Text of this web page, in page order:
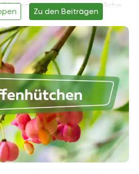
Pfaffenhütchen kleine, grünliche
besucht werden. Im
daraus die charakteristischen
die für Vögel wie Amseln und
darstellen. Für den
jedoch giftig und sollten
gerne als
Die roten Früchte und die
sorgen für eine
Es muss jedoch darauf
Kinder und Haustiere nicht mit
in Berührung kommen.
Zu den Beiträgen